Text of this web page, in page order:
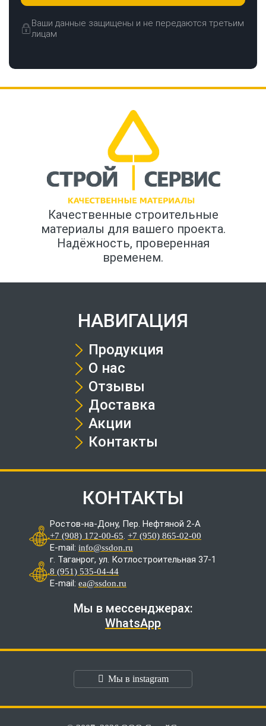
Ваши данные защищены и не передаются третьим
лицам
Качественные строительные
материалы для вашего проекта.
Надёжность, проверенная
временем.
НАВИГАЦИЯ
Продукция
О нас
Отзывы
Доставка
Акции
Контакты
КОНТАКТЫ
Ростов-на-Дону, Пер. Нефтяной 2-А
+7 (908) 172-00-65. +7 (950) 865-02-00
E-mail: info@ssdon.ru
г. Таганрог, ул. Котлостроительная 37-1
8 (951) 535-04-44
E-mail: ea@ssdon.ru
Мы в мессенджерах:
WhatsApp
Мы в instagram